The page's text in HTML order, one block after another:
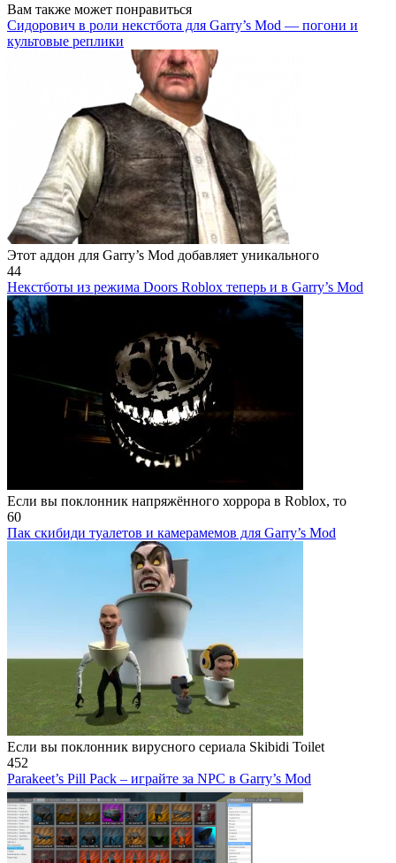
Вам также может понравиться
Сидорович в роли некстбота для Garry’s Mod — погони и
культовые реплики
Этот аддон для Garry’s Mod добавляет уникального
44
Некстботы из режима Doors Roblox теперь и в Garry’s Mod
Если вы поклонник напряжённого хоррора в Roblox, то
60
Пак скибиди туалетов и камерамемов для Garry’s Mod
Если вы поклонник вирусного сериала Skibidi Toilet
452
Parakeet’s Pill Pack – играйте за NPC в Garry’s Mod